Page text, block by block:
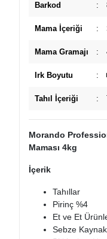
Barkod :
Mama İçeriği :
Mama Gramajı :
Irk Boyutu :
Tahıl İçeriği :
Morando
Maması 4kg
İçerik
Tahıllar
Pirinç %4
Et ve Et
Sebze